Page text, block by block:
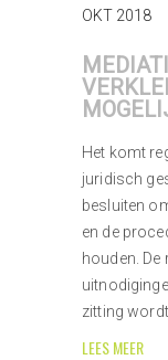
OKT 2018
Het komt
juridisch
besluiten
en de
houden.
zitting
LEES MEER